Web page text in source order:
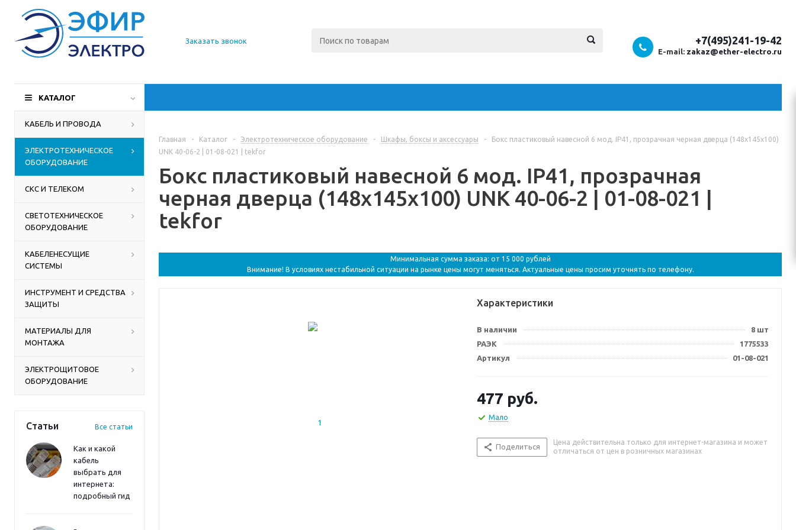
О компании
Доставка
Производители
Контакты
Заказать звонок +7(495)241-19-42
E-mail: zakaz@ether-electro.ru
КАТАЛОГ
КАБЕЛЬ И ПРОВОДА
ЭЛЕКТРОТЕХНИЧЕСКОЕ
ОБОРУДОВАНИЕ
СКС И ТЕЛЕКОМ
СВЕТОТЕХНИЧЕСКОЕ
ОБОРУДОВАНИЕ
КАБЕЛЕНЕСУЩИЕ
СИСТЕМЫ
ИНСТРУМЕНТ И СРЕДСТВА
ЗАЩИТЫ
МАТЕРИАЛЫ ДЛЯ
МОНТАЖА
ЭЛЕКТРОЩИТОВОЕ
ОБОРУДОВАНИЕ
Статьи Все статьи
Как и какой
кабель
выбрать для
интернета:
подробный гид
Главная - Каталог - Электротехническое оборудование - Шкафы, боксы и аксессуары -
Бокс пластиковый навесной 6 мод. IP41, прозрачная черная дверца (148х145х100)
UNK 40-06-2 | 01-08-021 | tekfor
Бокс пластиковый навесной 6 мод. IP41, прозрачная
черная дверца (148х145х100) UNK 40-06-2 | 01-08-021 |
tekfor
Минимальная сумма заказа: от 15 000 рублей
Внимание! В условиях нестабильной ситуации на рынке цены могут меняться. Актуальные цены просим уточнять по телефону.
Характеристики
В наличии
8 шт
РАЭК
1775533
Артикул
01-08-021
477 руб.
Мало
Поделиться
Цена действительна только для интернет-магазина и может
отличаться от цен в розничных магазинах